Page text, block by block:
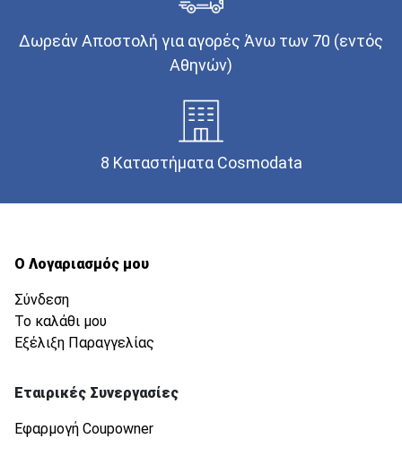
Δωρεάν Αποστολή για αγορές Άνω των 70 (εντός
Αθηνών)
8 Καταστήματα Cosmodata
Ο Λογαριασμός μου
Σύνδεση
Το καλάθι μου
Εξέλιξη Παραγγελίας
Εταιρικές Συνεργασίες
Εφαρμογή Coupowner